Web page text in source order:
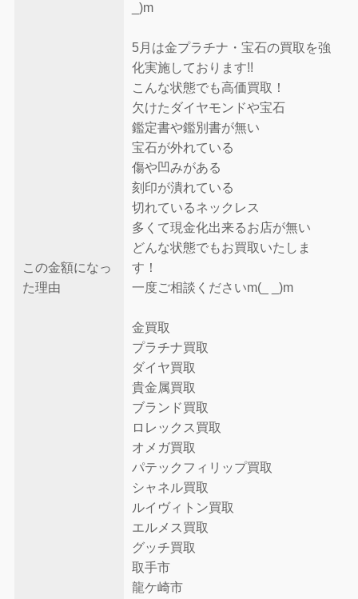
この金額になっ
た理由
_)m
5月は金プラチナ・宝石の買取を強
化実施しております!!
こんな状態でも高価買取！
欠けたダイヤモンドや宝石
鑑定書や鑑別書が無い
宝石が外れている
傷や凹みがある
刻印が潰れている
切れているネックレス
多くて現金化出来るお店が無い
どんな状態でもお買取いたしま
す！
一度ご相談くださいm(_ _)m
金買取
プラチナ買取
ダイヤ買取
貴金属買取
ブランド買取
ロレックス買取
オメガ買取
パテックフィリップ買取
シャネル買取
ルイヴィトン買取
エルメス買取
グッチ買取
取手市
龍ケ崎市